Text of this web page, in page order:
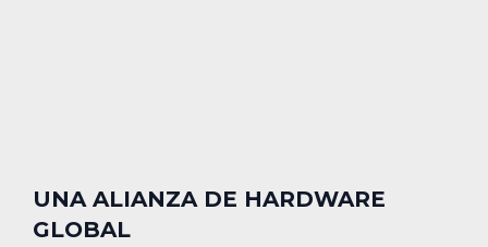
UNA ALIANZA DE HARDWARE
GLOBAL